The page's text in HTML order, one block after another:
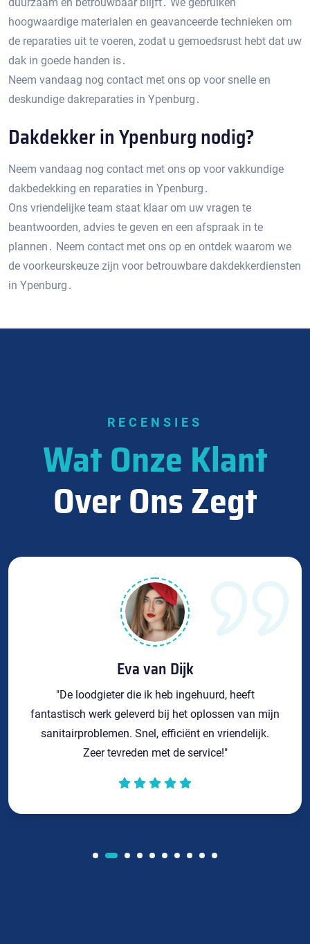
hoogwaardige materialen en geavanceerde technieken om
de reparaties uit te voeren‚ zodat u gemoedsrust hebt dat uw
dak in goede handen is․
Neem vandaag nog contact met ons op voor snelle en
deskundige dakreparaties in Ypenburg․
Dakdekker in Ypenburg nodig?
Neem vandaag nog contact met ons op voor vakkundige
dakbedekking en reparaties in Ypenburg․
Ons vriendelijke team staat klaar om uw vragen te
beantwoorden‚ advies te geven en een afspraak in te
plannen․ Neem contact met ons op en ontdek waarom we
de voorkeurskeuze zijn voor betrouwbare dakdekkerdiensten
in Ypenburg․
RECENSIES
Wat Onze Klant
Over Ons Zegt
Eva van Dijk
"De loodgieter die ik heb ingehuurd, heeft
fantastisch werk geleverd bij het oplossen van mijn
sanitairproblemen. Snel, efficiënt en vriendelijk.
Zeer tevreden met de service!"